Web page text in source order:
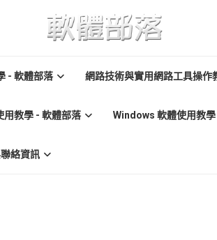
- 軟體部落 網路技術與實用網路工具操作
用教學 - 軟體部落 Windows 軟體使用教
絡資訊